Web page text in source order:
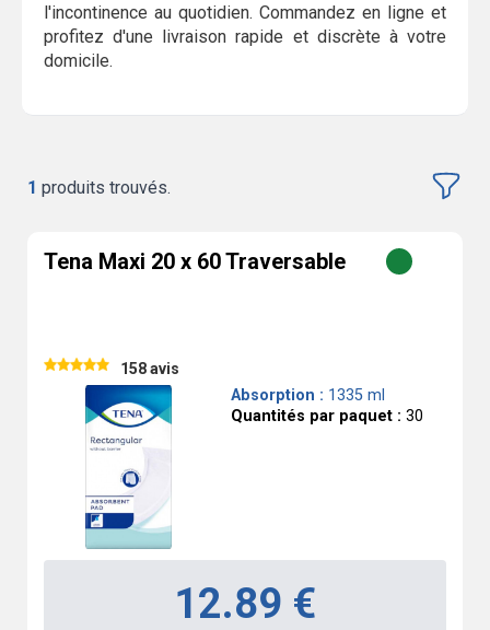
l'incontinence au quotidien. Commandez en ligne et
profitez d'une livraison rapide et discrète à votre
domicile.
1 produits trouvés.
Tena Maxi 20 x 60 Traversable
158 avis
Absorption : 1335 ml
Quantités par paquet : 30
12.89 €